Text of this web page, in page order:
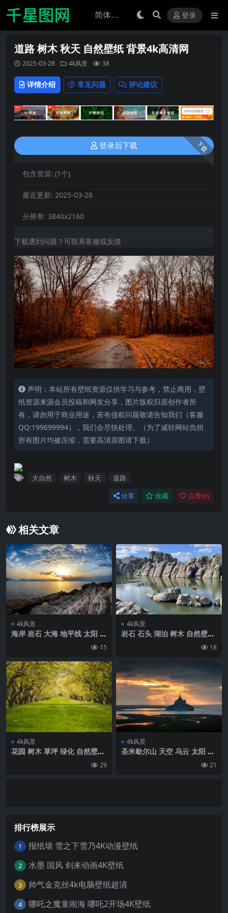
登录
道路 树木 秋天 自然壁纸 背景4k高清网
2025-03-28 4k风景 38
详情介绍 常见问题 评论建议
下载
登录后下载
包含资源: (1个)
最近更新: 2025-03-28
分辨率: 3840x2160
下载遇到问题？可联系客服或反馈
声明：本站所有壁纸资源仅供学习与参考，禁止商用，壁
纸资源来源会员投稿和网友分享，图片版权归原创作者所
有，请勿用于商业用途，若有侵权问题敬请告知我们（客服
QQ:199699994），我们会尽快处理。（为了减轻网站负担
所有图片均被压缩，需要高清原图请下载）
大自然 树木 秋天 道路
分享 收藏 点赞(0)
相关文章
4k风景
海岸 岩石 大海 地平线 太阳 日
15
4k风景
岩石 石头 湖泊 树木 自然壁纸
18
4k风景
花园 树木 草坪 绿化 自然壁纸
29
4k风景
圣米歇尔山 天空 乌云 太阳 光
21
排行榜展示
1 报纸墙 雪之下雪乃4K动漫壁纸
2 水墨 国风 剑来动画4K壁纸
3 帅气金克丝4k电脑壁纸超清
4 哪吒之魔童闹海 哪吒2开场4K壁纸